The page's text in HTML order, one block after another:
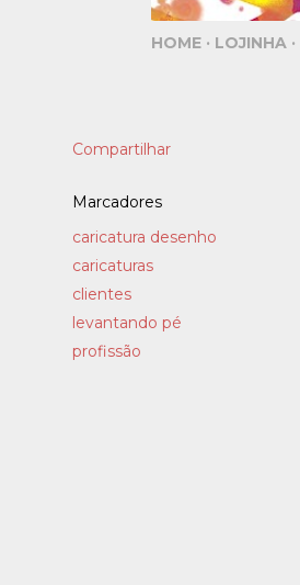
HOME LOJINHA
Compartilhar
Marcadores
caricatura desenho
caricaturas
clientes
levantando pé
profissão